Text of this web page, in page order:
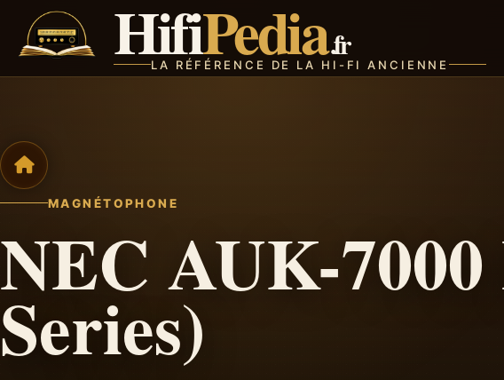
HifiPedia.fr
LA RÉFÉRENCE DE LA HI-FI ANCIENNE
MAGNÉTOPHONE
NEC AUK-
Series)